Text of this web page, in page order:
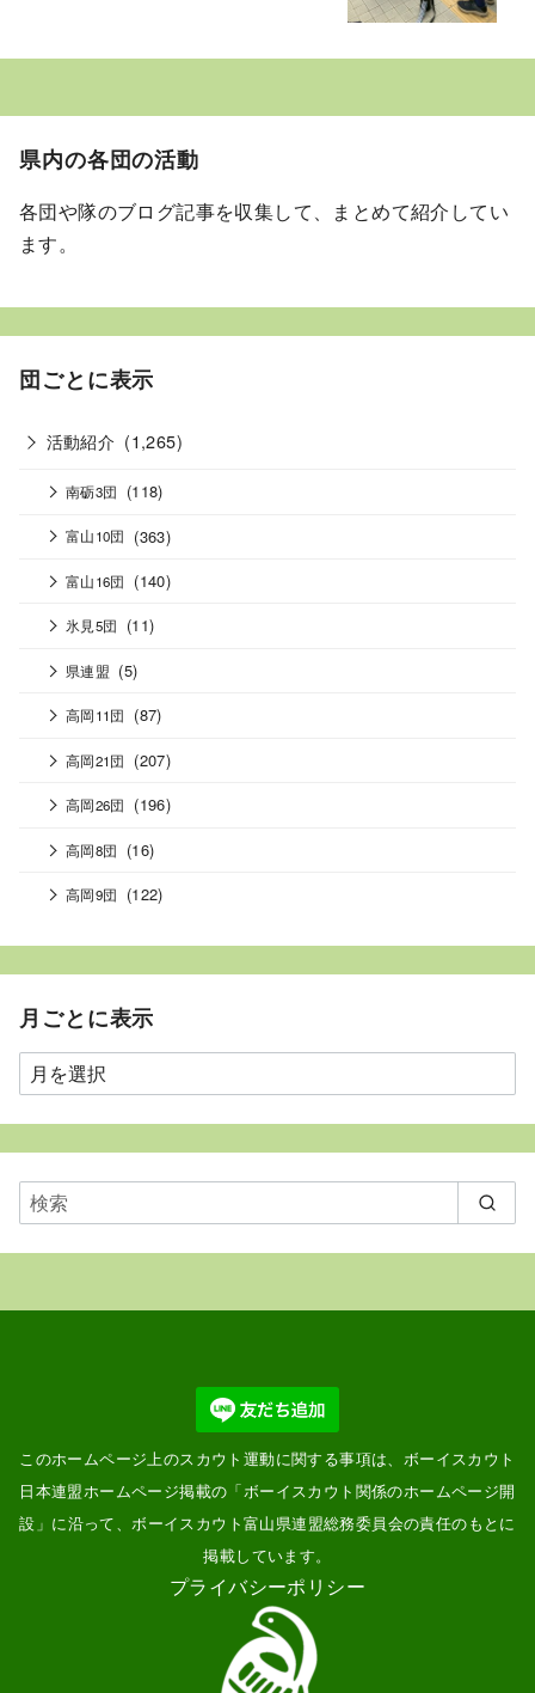
県内の各団の活動
各団や隊のブログ記事を収集して、まとめて紹介してい
ます。
団ごとに表示
活動紹介 (1,265)
南砺3団 (118)
富山10団 (363)
富山16団 (140)
氷見5団 (11)
県連盟 (5)
高岡11団 (87)
高岡21団 (207)
高岡26団 (196)
高岡8団 (16)
高岡9団 (122)
月ごとに表示
月
ご
と
表
示
このホームページ上のスカウト運動に関する事項は、ボーイスカウト
日本連盟ホームページ掲載の「ボーイスカウト関係のホームページ開
設 」に沿って、ボーイスカウト富山県連盟総務委員会の責任のもとに
掲載しています。
プライバシーポリシー